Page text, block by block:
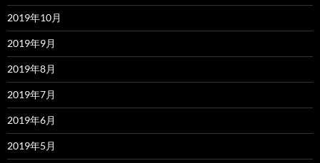
2019年10月
2019年9月
2019年8月
2019年7月
2019年6月
2019年5月